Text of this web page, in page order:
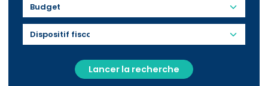
Budget
Lancer la recherche